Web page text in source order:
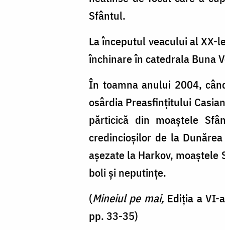
Sfântul.
La începutul veacului al XX-
închinare în catedrala Buna
În toamna anului 2004,
osârdia Preasfințitului
părticică din moaștele
credincioșilor de la
așezate la Harkov,
boli și neputințe.
(Mineiul pe mai, Ediția a VI-
pp. 33-35)